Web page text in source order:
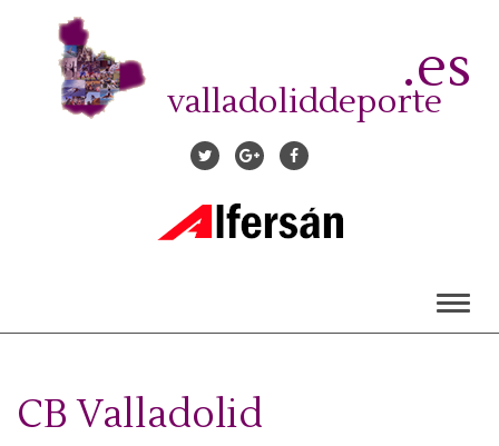
contenido
valladoliddeporte
.es
CB Valladolid